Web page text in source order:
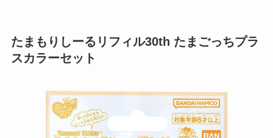
たまもりしーるリフィル30th たまごっちプラ
スカラーセット